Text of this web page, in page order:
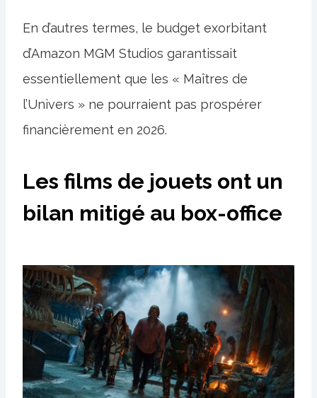
En d’autres termes, le budget exorbitant
d’Amazon MGM Studios garantissait
essentiellement que les « Maîtres de
l’Univers » ne pourraient pas prospérer
financièrement en 2026.
Les films de jouets ont un
bilan mitigé au box-office